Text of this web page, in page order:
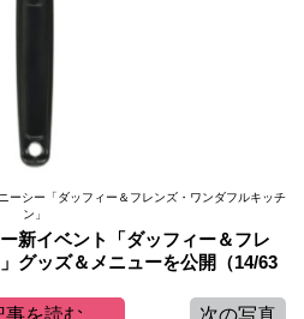
ーシー「ダッフィー＆フレンズ・ワンダフルキッチ
ン」
新イベント「ダッフィー＆フレ
グッズ＆メニューを公開（14/63